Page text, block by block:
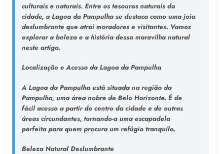
culturais e naturais. Entre os tesouros naturais da
cidade, a Lagoa da Pampulha se destaca como uma joia
deslumbrante que atrai moradores e visitantes. Vamos
explorar a beleza e a história dessa maravilha natural
neste artigo.
Localização e Acesso da Lagoa da Pampulha
A Lagoa da Pampulha está situada na região da
Pampulha, uma área nobre de Belo Horizonte. É de
fácil acesso a partir do centro da cidade e de outras
áreas circundantes, tornando-a uma escapadela
perfeita para quem procura um refúgio tranquilo.
Beleza Natural Deslumbrante